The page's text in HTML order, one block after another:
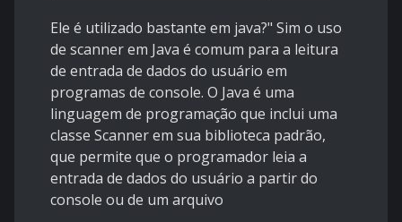
Ele é utilizado bastante em java?" Sim o uso
de scanner em Java é comum para a leitura
de entrada de dados do usuário em
programas de console. O Java é uma
linguagem de programação que inclui uma
classe Scanner em sua biblioteca padrão,
que permite que o programador leia a
entrada de dados do usuário a partir do
console ou de um arquivo